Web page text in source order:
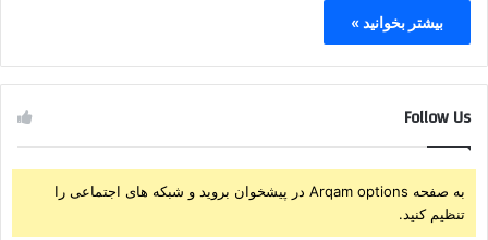
بیشتر بخوانید »
Follow Us
به صفحه Arqam options در پیشخوان بروید و شبکه های اجتماعی را
تنظیم کنید.